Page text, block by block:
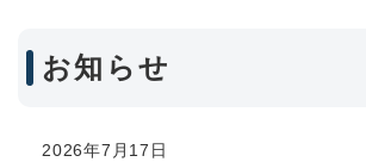
お知らせ
2026年7月17日